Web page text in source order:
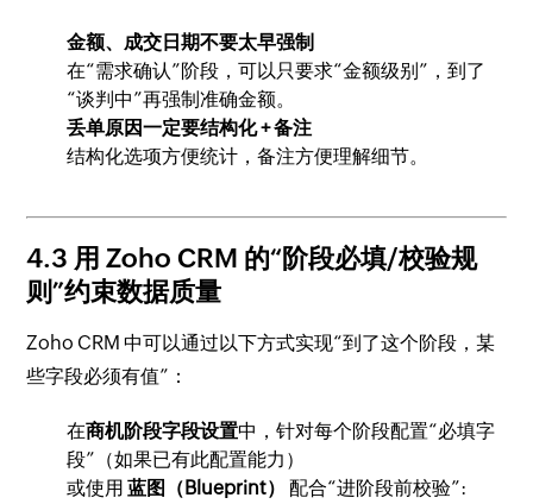
金额、成交日期不要太早强制
在“需求确认”阶段，可以只要求“金额级别”，到了
“谈判中”再强制准确金额。
丢单原因一定要结构化 + 备注
结构化选项方便统计，备注方便理解细节。
4.3 用 Zoho CRM 的“阶段必填/校验规
则”约束数据质量
Zoho CRM 中可以通过以下方式实现“到了这个阶段，某
些字段必须有值”：
在商机阶段字段设置中，针对每个阶段配置“必填字
段”（如果已有此配置能力）
或使用蓝图（Blueprint）
配合“进阶段前校验”: